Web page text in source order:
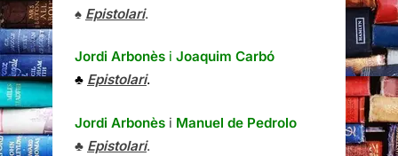
♠ Epistolari.
Jordi Arbonès i Joaquim Carbó
♣ Epistolari.
Jordi Arbonès i Manuel de Pedrolo
♣ Epistolari.